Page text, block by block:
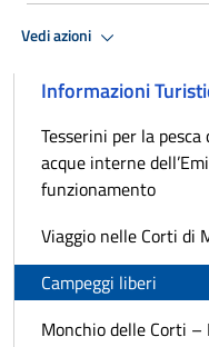
Vedi azioni
Informazioni
Tesserini per la
acque interne
funzionamento
Viaggio nelle Corti di
Campeggi liberi
Monchio delle Corti –